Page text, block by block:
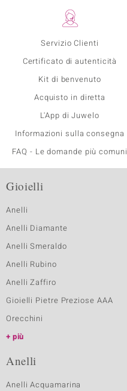
Servizio Clienti
Certificato di autenticità
Kit di benvenuto
Acquisto in diretta
L'App di Juwelo
Informazioni sulla consegna
FAQ - Le domande più comuni
Gioielli
Anelli
Anelli Diamante
Anelli Smeraldo
Anelli Rubino
Anelli Zaffiro
Gioielli Pietre Preziose AAA
Orecchini
più
Anelli
Anelli Acquamarina